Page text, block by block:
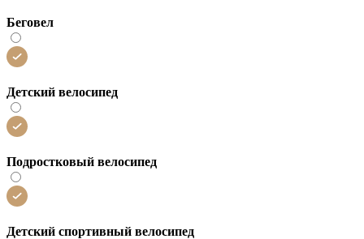
Беговел
Детский велосипед
Подростковый велосипед
Детский спортивный велосипед